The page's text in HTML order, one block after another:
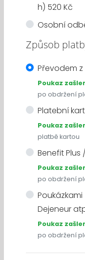
h) 520 Kč
Osobní
Způsob
Převodem
Poukaz
po obdržení
Platební
Poukaz
platbě kartou
Benefit Plus
Poukaz
po obdržení
Dejeneur
Poukaz
po obdržení